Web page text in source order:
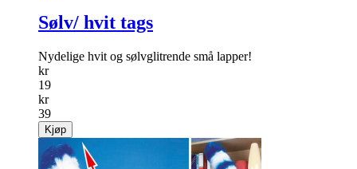
Sølv/ hvit tags
Nydelige hvit og sølvglitrende små lapper!
kr
19
kr
39
Kjøp